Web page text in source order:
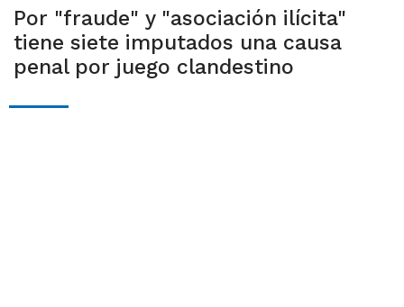
Por "fraude" y "asociación ilícita"
tiene siete imputados una causa
penal por juego clandestino